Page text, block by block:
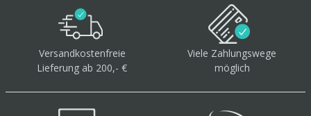
Versandkostenfreie
Lieferung ab 200,- €
Viele Zahlungswege
möglich